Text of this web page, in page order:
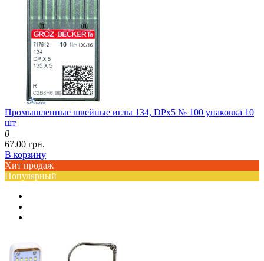
Промышленные швейные иглы 134, DPx5 № 100 упаковка 10
шт
0
67.00 грн.
В корзину
Хит продаж
Популярный